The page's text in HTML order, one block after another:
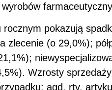
rocznym pokazują
zlecenie (o 29,0%);
Wzrosty
agd, rtv,